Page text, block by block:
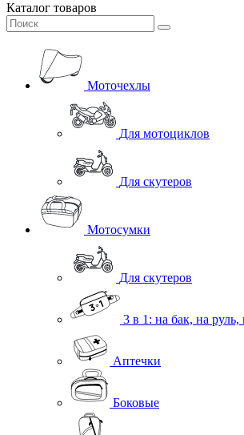
Каталог товаров
Моточехлы
Для мотоциклов
Для скутеров
Мотосумки
Для скутеров
3 в 1: на бак, на руль,
Аптечки
Боковые